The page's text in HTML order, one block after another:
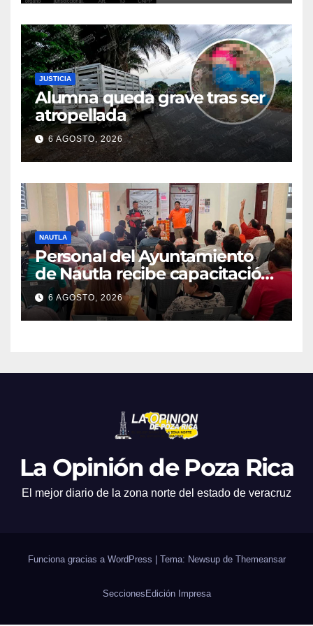
JUSTICIA
Alumna queda grave tras ser
atropellada
6 AGOSTO, 2026
NAUTLA
Personal del Ayuntamiento
de Nautla recibe capacitación
en atención a emergencias
6 AGOSTO, 2026
La Opinión de Poza Rica
El mejor diario de la zona norte del estado de veracruz
Funciona gracias a WordPress Tema: Newsup de Themeansar
Secciones Edición Impresa